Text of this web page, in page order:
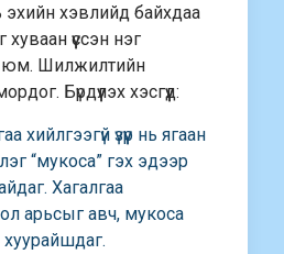
эхийн хэвлийд байхдаа
хуваан үүссэн нэг
юм. Шилжилтийн
Бүрдүүлэх хэсгүүд:
хийлгээгүй үзүүр нь ягаан
“мукоса” гэх эдээр
Хагалгаа
арьсыг авч, мукоса